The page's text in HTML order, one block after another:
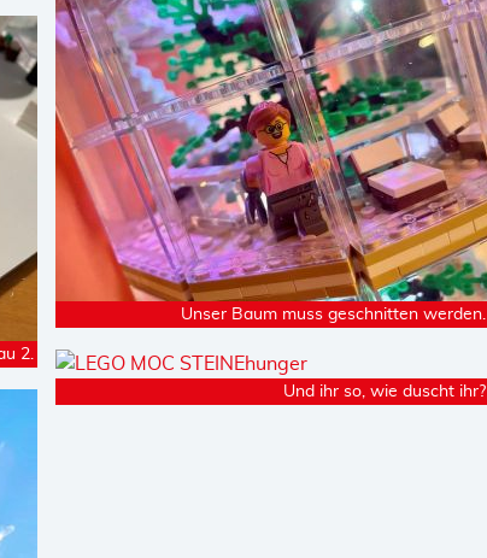
Unser Baum muss geschnitten werden.
2.
Und ihr so, wie duscht ihr?